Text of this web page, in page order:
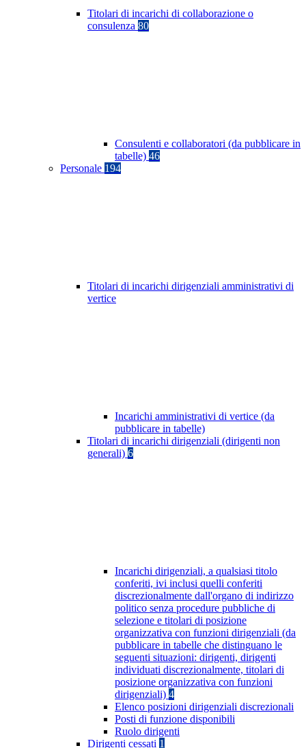
Titolari di incarichi di collaborazione o
consulenza 80
Consulenti e collaboratori (da pubblicare in
tabelle) 46
Personale 194
Titolari di incarichi dirigenziali amministrativi di
vertice
Incarichi amministrativi di vertice (da
pubblicare in tabelle)
Titolari di incarichi dirigenziali (dirigenti non
generali) 6
Incarichi dirigenziali, a qualsiasi titolo
conferiti, ivi inclusi quelli conferiti
discrezionalmente dall'organo di indirizzo
politico senza procedure pubbliche di
selezione e titolari di posizione
organizzativa con funzioni dirigenziali (da
pubblicare in tabelle che distinguano le
seguenti situazioni: dirigenti, dirigenti
individuati discrezionalmente, titolari di
posizione organizzativa con funzioni
dirigenziali) 4
Elenco posizioni dirigenziali discrezionali
Posti di funzione disponibili
Ruolo dirigenti
Dirigenti cessati 1